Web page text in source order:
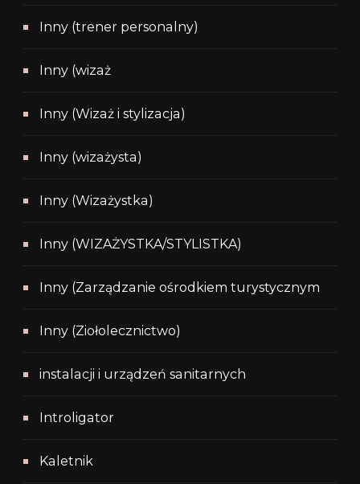
Inny (trener personalny)
Inny (wizaż
Inny (Wizaż i stylizacja)
Inny (wizażysta)
Inny (Wizażystka)
Inny (WIZAŻYSTKA/STYLISTKA)
Inny (Zarządzanie ośrodkiem turystycznym
Inny (Ziołolecznictwo)
instalacji i urządzeń sanitarnych
Introligator
Kaletnik